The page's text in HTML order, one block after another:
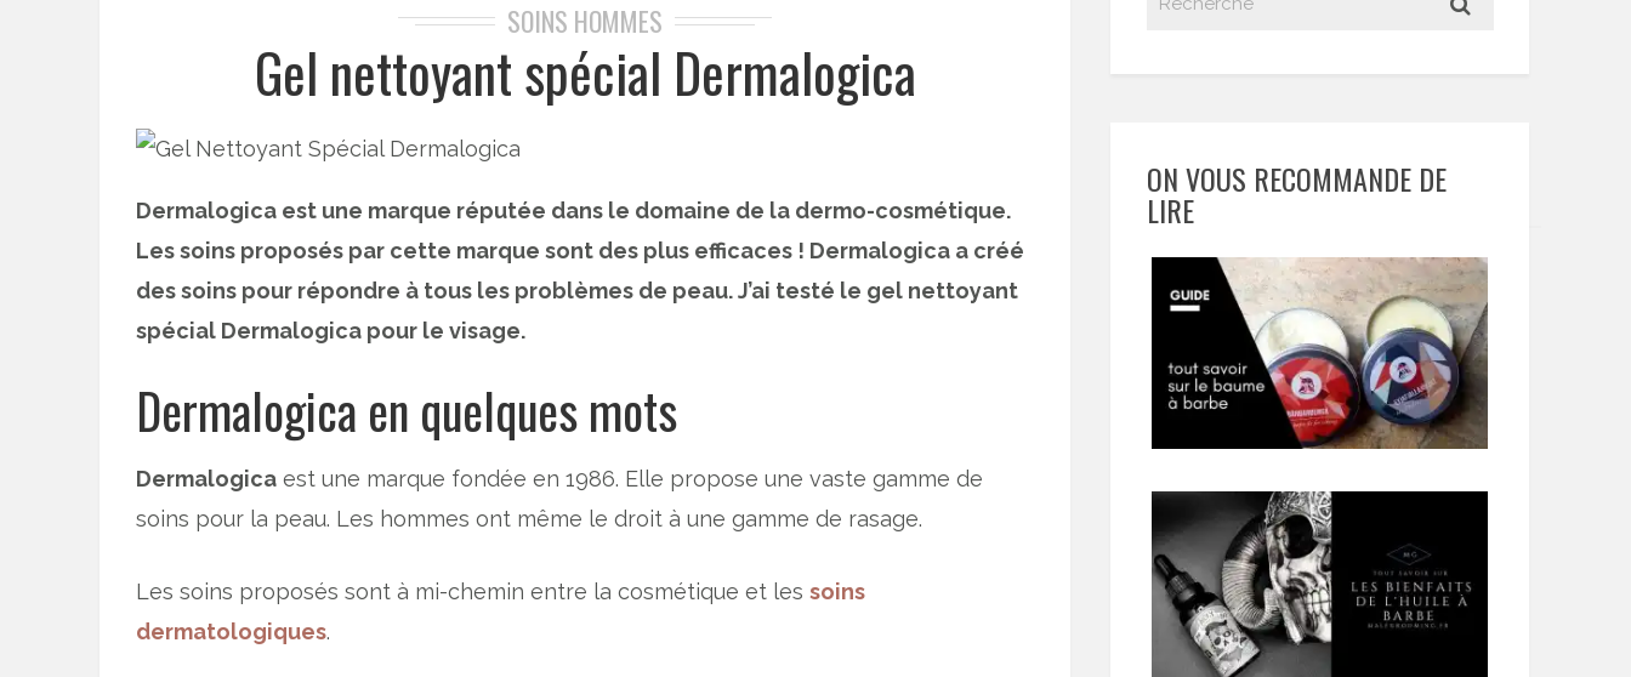
SOINS HOMMES
Gel nettoyant spécial Dermalogica
Dermalogica est une marque réputée dans le domaine de la dermo-cosmétique.
Les soins proposés par cette marque sont des plus efficaces ! Dermalogica a créé
des soins pour répondre à tous les problèmes de peau. J’ai testé le gel nettoyant
spécial Dermalogica pour le visage.
Dermalogica en quelques mots
Dermalogica est une marque fondée en 1986. Elle propose une vaste gamme de
soins pour la peau. Les hommes ont même le droit à une gamme de rasage.
Les soins proposés sont à mi-chemin entre la cosmétique et les soins
dermatologiques.
ON VOUS RECOMMANDE DE
LIRE